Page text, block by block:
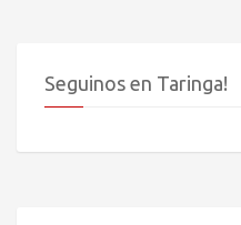
Seguinos en Taringa!